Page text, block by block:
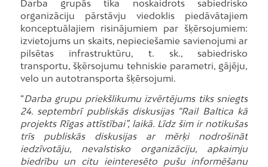
Darba grupās tika noskaidrots sabiedrisko
organizāciju pārstāvju viedoklis piedāvātajiem
konceptuālajiem risinājumiem par šķērsojumiem:
izvietojums un skaits, nepieciešamie savienojumi ar
pilsētas infrastruktūru, t. sk., sabiedrisko
transportu, šķērsojumu tehniskie parametri, gājēju,
velo un autotransporta šķērsojumi.
“Darba grupu priekšlikumu izvērtējums tiks sniegts
24. septembrī publiskās diskusijas “Rail Baltica kā
projekts Rīgas attīstībai”, laikā.Līdz šim ir notikušas
trīs publiskās diskusijas ar mērķi nodrošināt
iedzīvotāju, nevalstisko organizāciju, apkaimju
biedrību un citu ieinteresēto pušu informēšanu